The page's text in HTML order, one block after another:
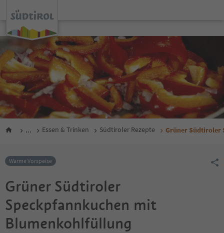
... Essen & Trinken Südtiroler Rezepte Grüner Südtiroler
Warme Vorspeise
Grüner Südtiroler
Speckpfannkuchen mit
Blumenkohlfüllung